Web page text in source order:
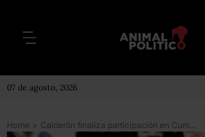
07 de agosto, 2026
Home > Calderón finaliza participación en Cumbre de las Américas